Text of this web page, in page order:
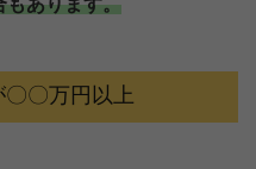
もあります。
〇万円以上